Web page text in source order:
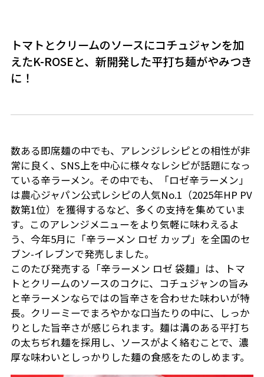
トマトとクリームのソースにコチュジャンを加
えたK-ROSEと、新開発した平打ち麺がやみつき
に！
数ある即席麺の中でも、アレンジレシピとの相性が非
常に良く、SNS上を中心に様々なレシピが話題になっ
ている辛ラーメン。その中でも、「ロゼ辛ラーメン」
は農心ジャパン公式レシピの人気No.1（2025年HP PV
数第1位）を獲得するなど、多くの支持を集めていま
す。このアレンジメニューをより気軽に味わえるよ
う、今年5月に「辛ラーメン ロゼ カップ」を全国のセ
ブン-イレブンで発売しました。
このたび発売する「辛ラーメン ロゼ 袋麺」は、トマ
トとクリームのソースのコクに、コチュジャンの旨み
と辛ラーメンならではの旨辛さを合わせた味わいが特
長。クリーミーでまろやかな口当たりの中に、しっか
りとした旨辛さが感じられます。麺は溝のある平打ち
の太ちぢれ麺を採用し、ソースがよく絡むことで、濃
厚な味わいとしっかりした麺の食感をたのしめます。